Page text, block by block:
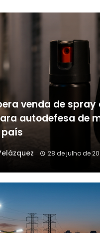
venda de spray
autodefesa de
28 de julho de